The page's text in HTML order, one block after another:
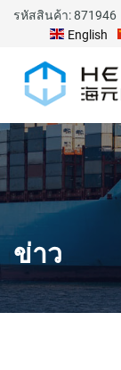
รหัสสินค้า: 871946
English
ข่าว